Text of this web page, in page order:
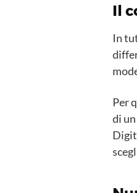
Il
In
Per
di